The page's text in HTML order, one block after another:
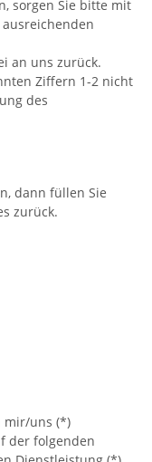
sorgen Sie bitte mit
an uns zurück.
Ziffern 1-2 nicht
des
dann füllen Sie
zurück.
mir/uns (*)
der folgenden